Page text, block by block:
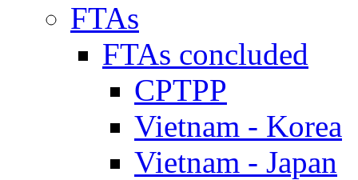
FTAs
FTAs concluded
CPTPP
Vietnam - Korea
Vietnam - Japan